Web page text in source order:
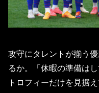
攻守にタレントが揃う
るか。「休暇の準備は
トロフィーだけを見据え